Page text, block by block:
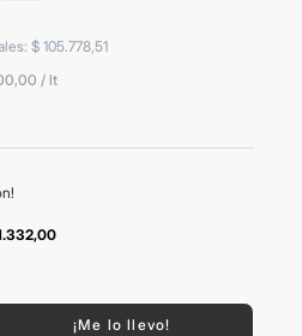
: $ 105.778, 51
/ lt
¡Me lo llevo!